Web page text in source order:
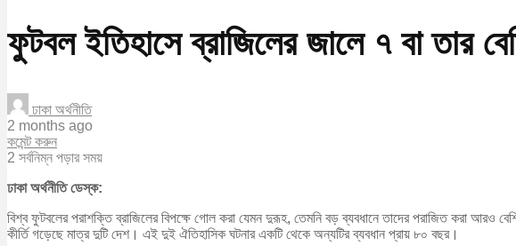
ফুটবল ইতিহাসে ব্রাজিলের জালে ৭ বা তার
ঢাকা অর্থনীতি
2 months ago
কমেন্ট করুন
2 সর্বনিম্ন পড়ার সময়
ঢাকা অর্থনীতি ডেস্ক:
বিশ্ব ফুটবলের পরাশক্তি ব্রাজিলের বিপক্ষে গোল করা যেমন দুরূহ, তেমনি বড় ব্যবধানে তাদের পরাজিত করা আরও
কীর্তি গড়েছে মাত্র দুটি দেশ। এই দুই ঐতিহাসিক ঘটনার একটি থেকে অন্যটির ব্যবধান প্রায় ৮০ বছর।